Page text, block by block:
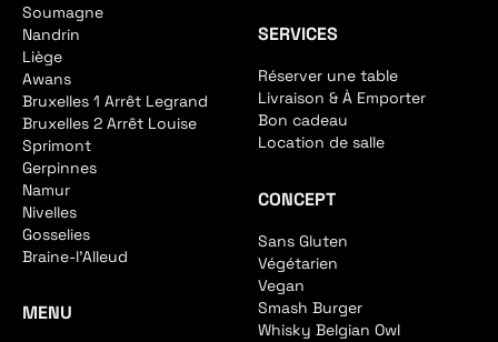
Soumagne
Nandrin
Liège
Awans
Bruxelles 1 Arrêt Legrand
Bruxelles 2 Arrêt Louise
Sprimont
Gerpinnes
Namur
Nivelles
Gosselies
Braine-l'Alleud
MENU
SERVICES
Réserver une table
Livraison & À Emporter
Bon cadeau
Location de salle
CONCEPT
Sans Gluten
Végétarien
Vegan
Smash Burger
Whisky Belgian Owl